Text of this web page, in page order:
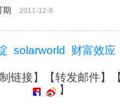
期 2011-12-8
solarworld 财富效应
链接】【转发邮件】
】